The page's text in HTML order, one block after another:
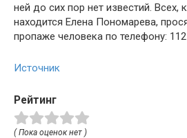
ней до сих пор нет известий. Всех,
находится Елена Пономарева,
пропаже человека по телефону:
Источник
Рейтинг
( Пока оценок нет )